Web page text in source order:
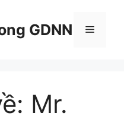
GDNN Menu
Mr.